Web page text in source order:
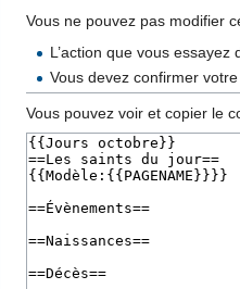
Vous ne pouvez pas modifier
L’action que vous essayez
Vous devez confirmer
Vous pouvez voir et copier le